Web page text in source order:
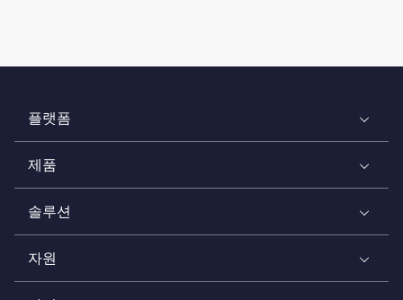
플랫폼
제품
솔루션
자원